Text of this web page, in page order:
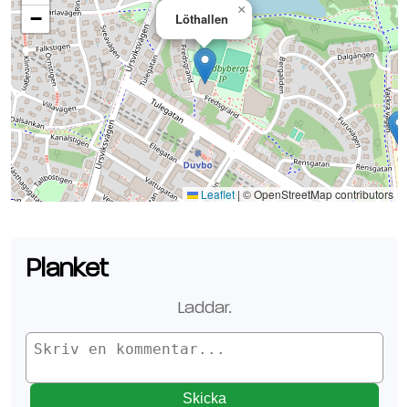
Löthallen
×
−
Leaflet|© OpenStreetMap contributors
Se planen på Google Maps
Planket
Laddar.
Skicka